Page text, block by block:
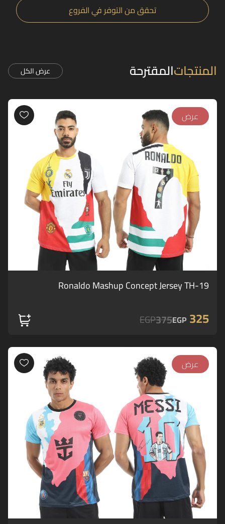
تحقق من التوفر في الفروع
المنتجاتالمقترحة عرض الكل
عرض
Ronaldo Mashup Concept Jersey TH-19
325
EGP
375
EGP
عرض